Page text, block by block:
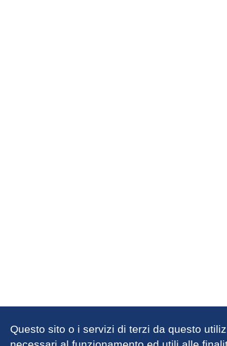
Questo sito o i servizi di terzi da questo